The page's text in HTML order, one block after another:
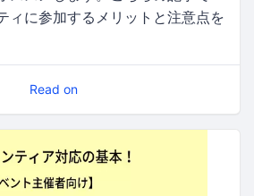
ィに参加するメリットと注意点を
Read on